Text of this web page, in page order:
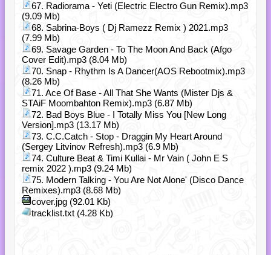
67. Radiorama - Yeti (Electric Electro Gun Remix).mp3
(9.09 Mb)
68. Sabrina-Boys ( Dj Ramezz Remix ) 2021.mp3
(7.99 Mb)
69. Savage Garden - To The Moon And Back (Afgo
Cover Edit).mp3 (8.04 Mb)
70. Snap - Rhythm Is A Dancer(AOS Rebootmix).mp3
(8.26 Mb)
71. Ace Of Base - All That She Wants (Mister Djs &
STAiF Moombahton Remix).mp3 (6.87 Mb)
72. Bad Boys Blue - I Totally Miss You [New Long
Version].mp3 (13.17 Mb)
73. C.C.Catch - Stop - Draggin My Heart Around
(Sergey Litvinov Refresh).mp3 (6.9 Mb)
74. Culture Beat & Timi Kullai - Mr Vain ( John E S
remix 2022 ).mp3 (9.24 Mb)
75. Modern Talking - You Are Not Alone' (Disco Dance
Remixes).mp3 (8.68 Mb)
cover.jpg (92.01 Kb)
tracklist.txt (4.28 Kb)